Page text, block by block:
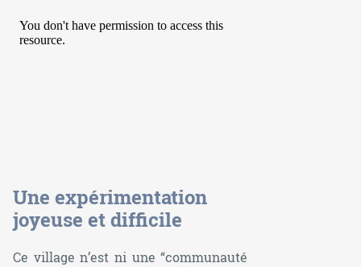
Une expérimentation
joyeuse et difficile
Ce village n’est ni une “communauté